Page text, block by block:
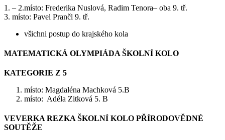
1. – 2.místo: Frederika Nuslová, Radim Tenora– oba 9. tř.
3. místo: Pavel Prančl 9. tř.
všichni postup do krajského kola
MATEMATICKÁ OLYMPIÁDA ŠKOLNÍ KOLO
KATEGORIE Z 5
místo: Magdaléna Machková 5.B
místo: Adéla Zitková 5. B
VEVERKA REZKA ŠKOLNÍ KOLO PŘÍRODOVĚDNÉ
SOUTĚŽE